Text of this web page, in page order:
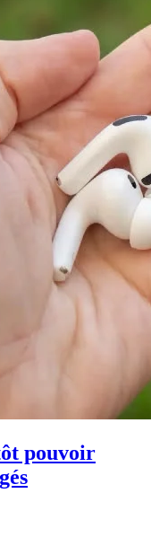
pouvoir